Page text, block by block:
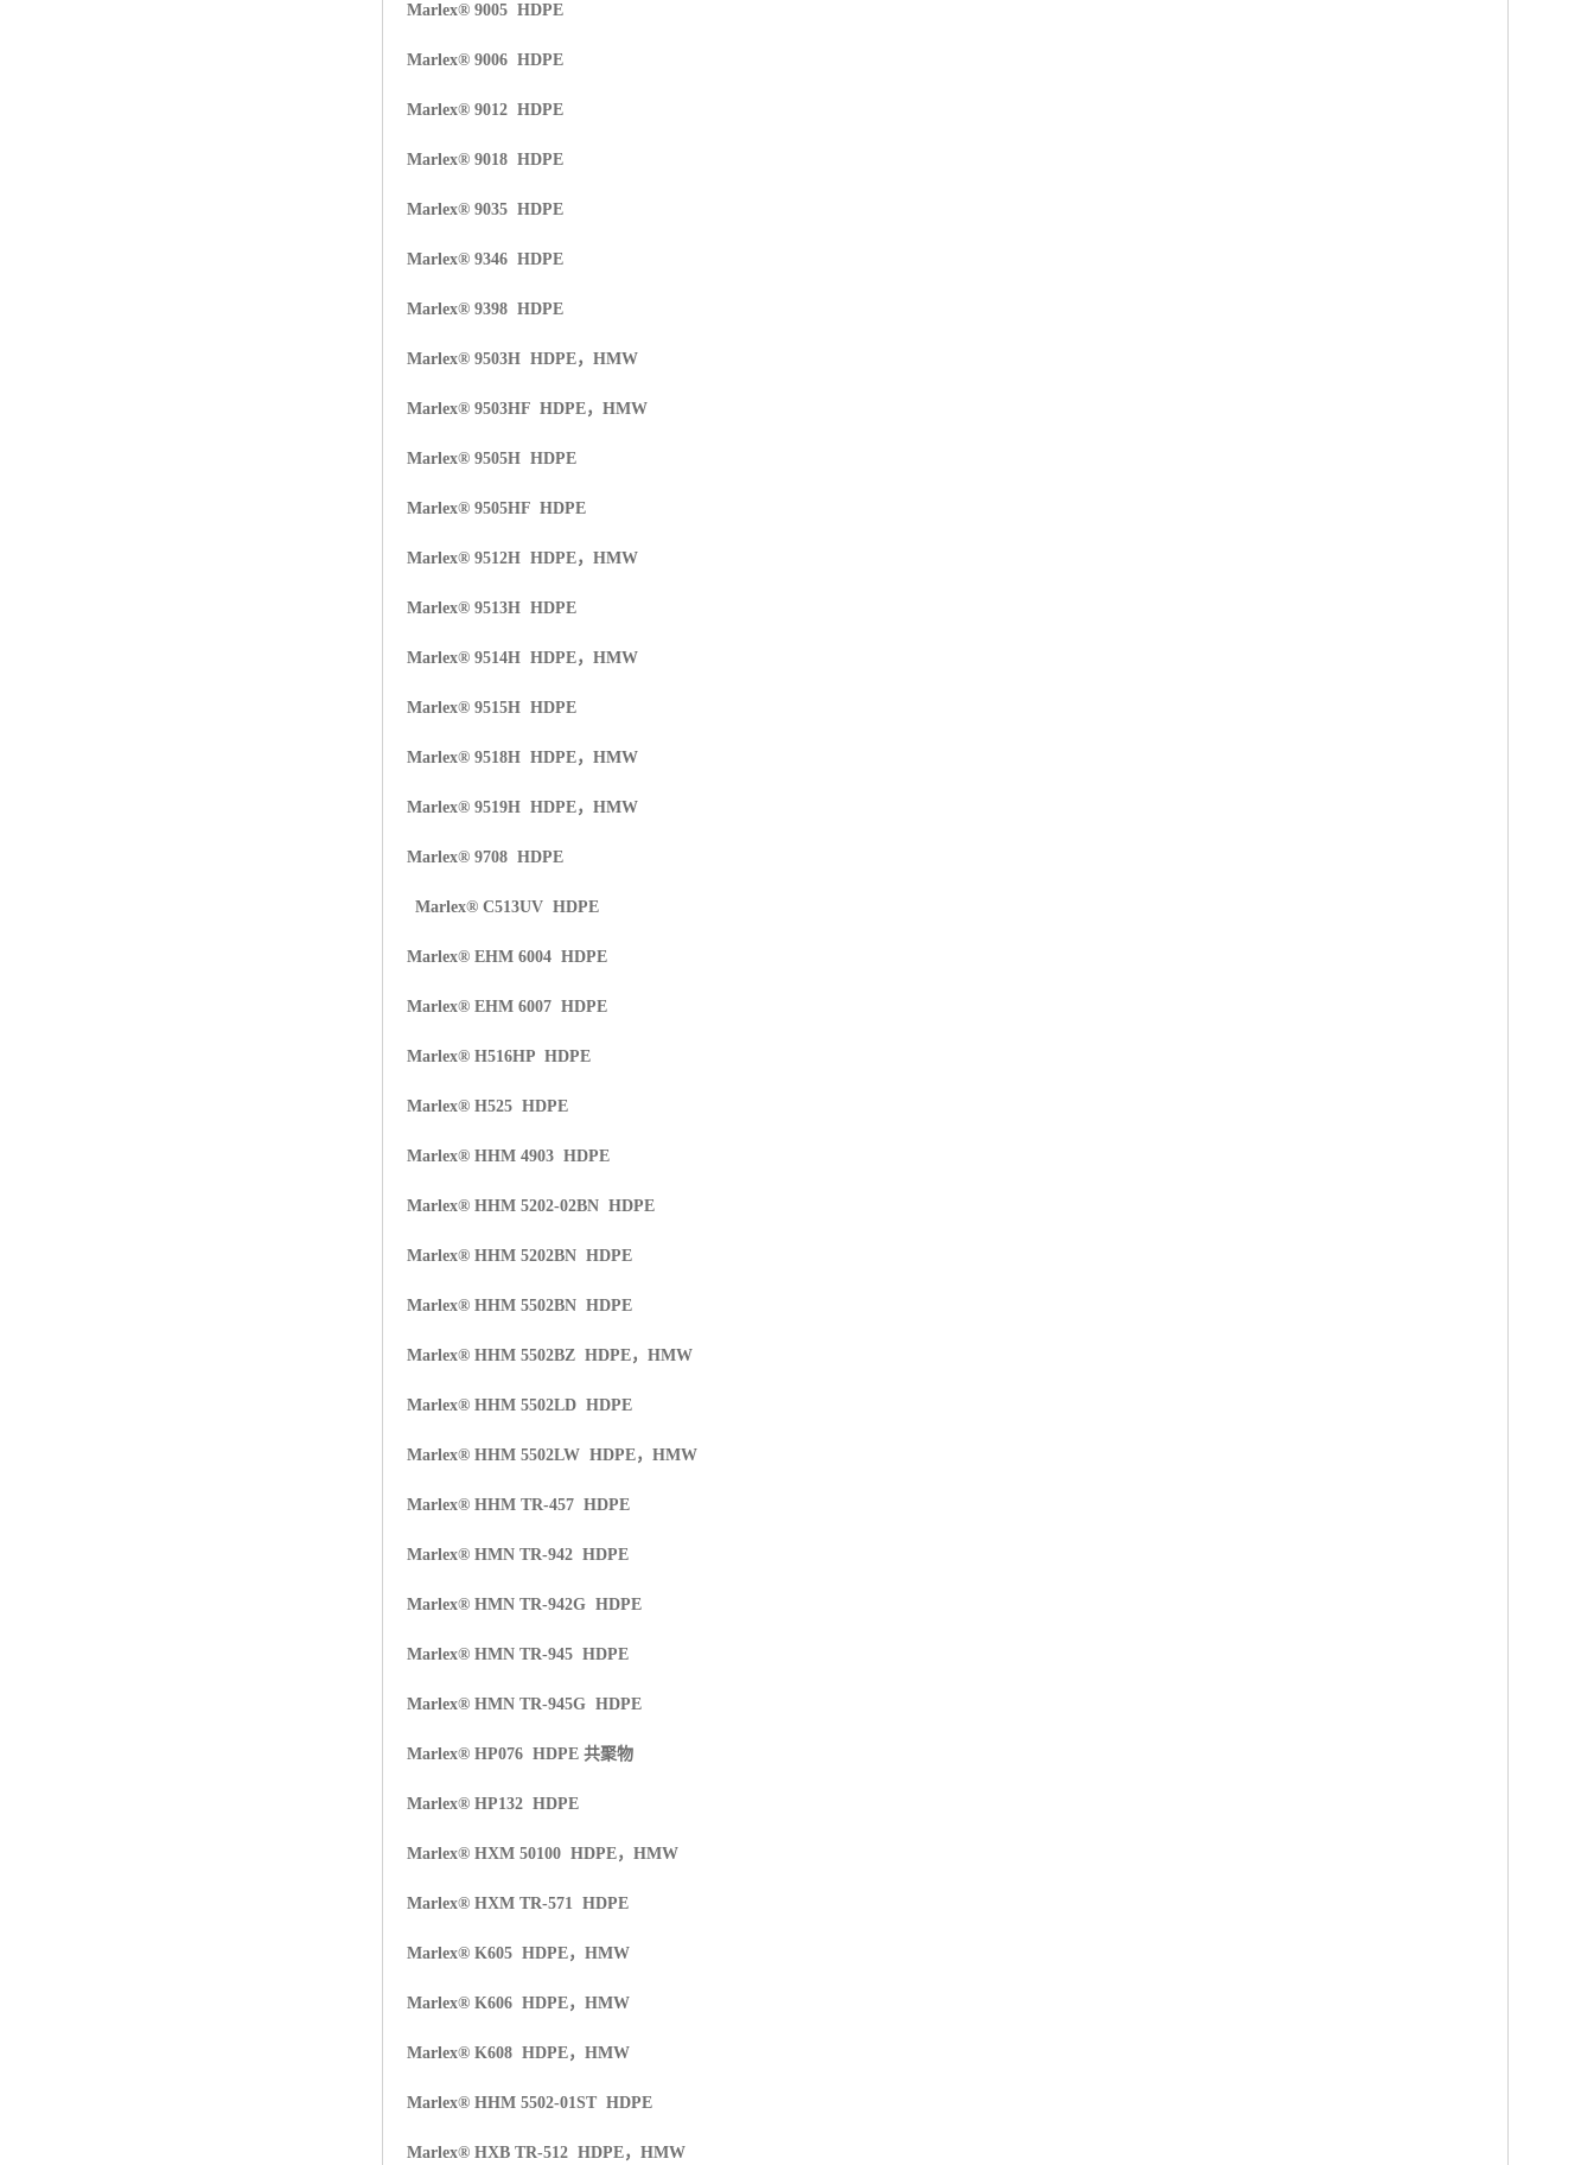
Marlex® 9005 HDPE
Marlex® 9006 HDPE
Marlex® 9012 HDPE
Marlex® 9018 HDPE
Marlex® 9035 HDPE
Marlex® 9346 HDPE
Marlex® 9398 HDPE
Marlex® 9503H HDPE， HMW
Marlex® 9503HF HDPE， HMW
Marlex® 9505H HDPE
Marlex® 9505HF HDPE
Marlex® 9512H HDPE， HMW
Marlex® 9513H HDPE
Marlex® 9514H HDPE， HMW
Marlex® 9515H HDPE
Marlex® 9518H HDPE， HMW
Marlex® 9519H HDPE， HMW
Marlex® 9708 HDPE
Marlex® C513UV HDPE
Marlex® EHM 6004 HDPE
Marlex® EHM 6007 HDPE
Marlex® H516HP HDPE
Marlex® H525 HDPE
Marlex® HHM 4903 HDPE
Marlex® HHM 5202-02BN HDPE
Marlex® HHM 5202BN HDPE
Marlex® HHM 5502BN HDPE
Marlex® HHM 5502BZ HDPE， HMW
Marlex® HHM 5502LD HDPE
Marlex® HHM 5502LW HDPE， HMW
Marlex® HHM TR-457 HDPE
Marlex® HMN TR-942 HDPE
Marlex® HMN TR-942G HDPE
Marlex® HMN TR-945 HDPE
Marlex® HMN TR-945G HDPE
Marlex® HP076 HDPE 共聚物
Marlex® HP132 HDPE
Marlex® HXM 50100 HDPE， HMW
Marlex® HXM TR-571 HDPE
Marlex® K605 HDPE， HMW
Marlex® K606 HDPE， HMW
Marlex® K608 HDPE， HMW
Marlex® HHM 5502-01ST HDPE
Marlex® HXB TR-512 HDPE， HMW